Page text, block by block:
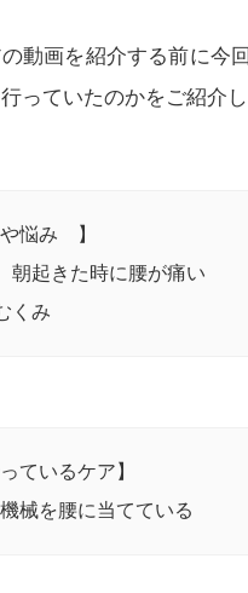
動画を紹介する前に今
っていたのかをご紹介し
悩み 】
起きた時に腰が痛い
くみ
ているケア】
械を腰に当てている